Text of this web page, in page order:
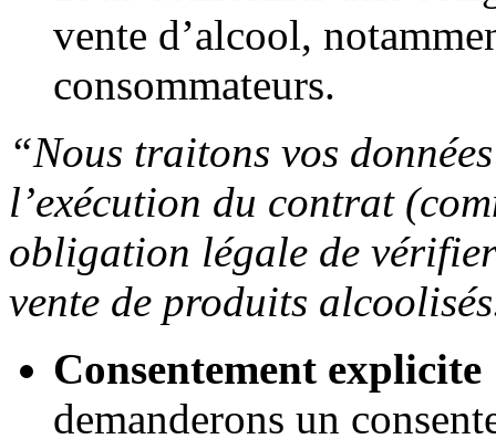
vente d’alcool,
consommateurs.
“Nous traitons vos
l’exécution du contrat
obligation légale de
vente de produits
Consentement explicite
demanderons un